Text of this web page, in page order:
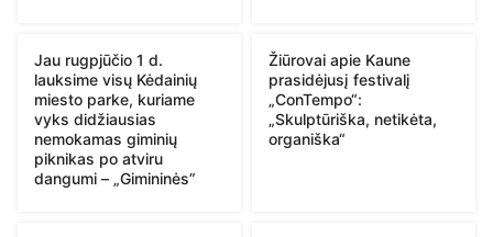
Jau rugpjūčio 1 d.
lauksime visų Kėdainių
miesto parke, kuriame
vyks didžiausias
nemokamas giminių
piknikas po atviru
dangumi – „Gimininės”
Žiūrovai apie Kaune
prasidėjusį festivalį
„ConTempo“:
„Skulptūriška, netikėta,
organiška“